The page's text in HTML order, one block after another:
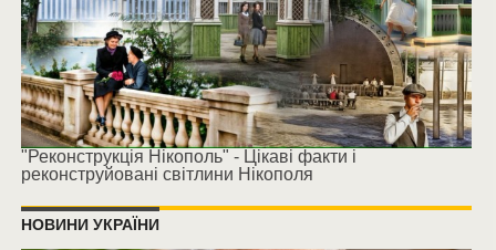
"Реконструкція Нікополь" - Цікаві факти і
реконструйовані світлини Нікополя
НОВИНИ УКРАЇНИ